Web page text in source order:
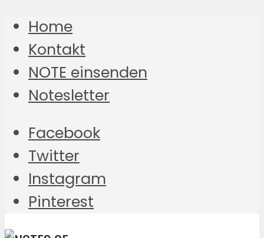
Home
Kontakt
NOTE einsenden
Notesletter
Facebook
Twitter
Instagram
Pinterest